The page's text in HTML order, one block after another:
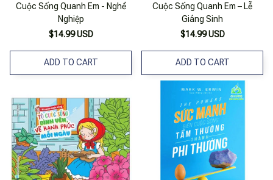
Cuộc Sống Quanh Em - Nghề
Nghiệp
$14.99 USD
ADD TO CART
Cuộc Sống Quanh Em – Lễ
Giáng Sinh
$14.99 USD
ADD TO CART